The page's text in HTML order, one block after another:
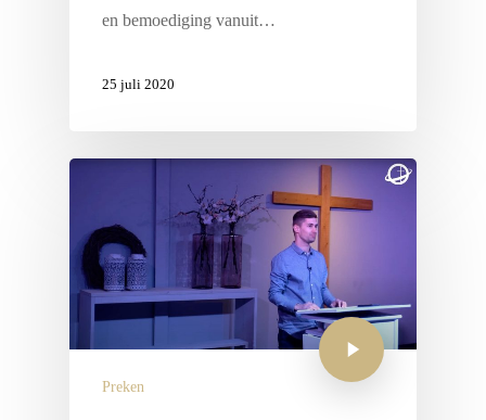
en bemoediging vanuit…
25 juli 2020
Preken